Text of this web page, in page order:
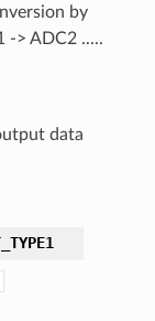
by
-> ADC2 .....
data